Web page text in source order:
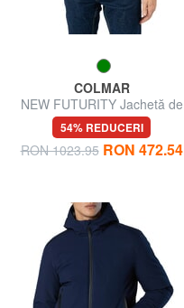
COLMAR
NEW FUTURITY Jachetă de
motociclist
54% REDUCERI
RON 1023.95 RON 472.54